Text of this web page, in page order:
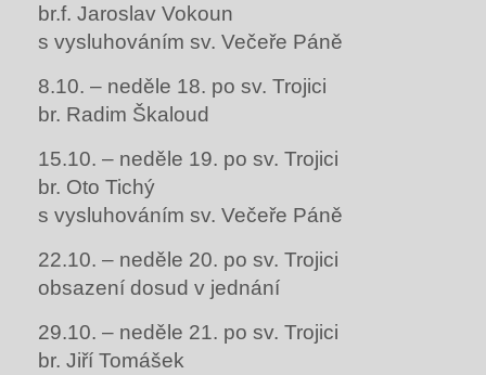
br.f. Jaroslav Vokoun
s vysluhováním sv. Večeře Páně
8.10. – neděle 18. po sv. Trojici
br. Radim Škaloud
15.10. – neděle 19. po sv. Trojici
br. Oto Tichý
s vysluhováním sv. Večeře Páně
22.10. – neděle 20. po sv. Trojici
obsazení dosud v jednání
29.10. – neděle 21. po sv. Trojici
br. Jiří Tomášek